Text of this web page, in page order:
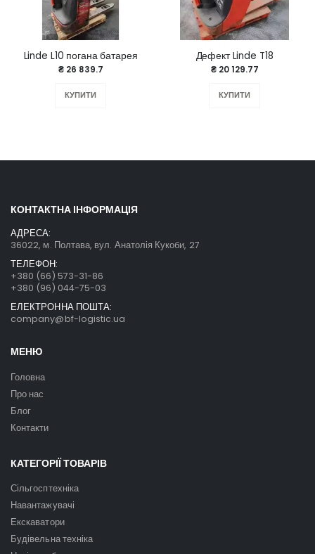
Linde L10 погана батарея
₴ 26 839.7
КУПИТИ
Дефект Linde T18
₴ 20 129.77
КУПИТИ
КОНТАКТНА ІНФОРМАЦІЯ
АДРЕСА:
36022, м. Полтава, вул. Анатолія Кукоби, 27
ТЕЛЕФОН:
+380 (66) 573-31-86
+380 (96) 044-75-03
ЕЛЕКТРОННА ПОШТА:
company@bf-logistic.ua
МЕНЮ
Головна
Про нас
Блог
Контакти
КАТЕГОРІЇ ТОВАРІВ
Сільгосптехніка
Навантажувачі
Екскаватори
Будівельна техніка